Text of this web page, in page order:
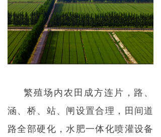
繁殖场内农田成方连片，路、
涵、桥、站、闸设置合理，田间道
路全部硬化，水肥一体化喷灌设备